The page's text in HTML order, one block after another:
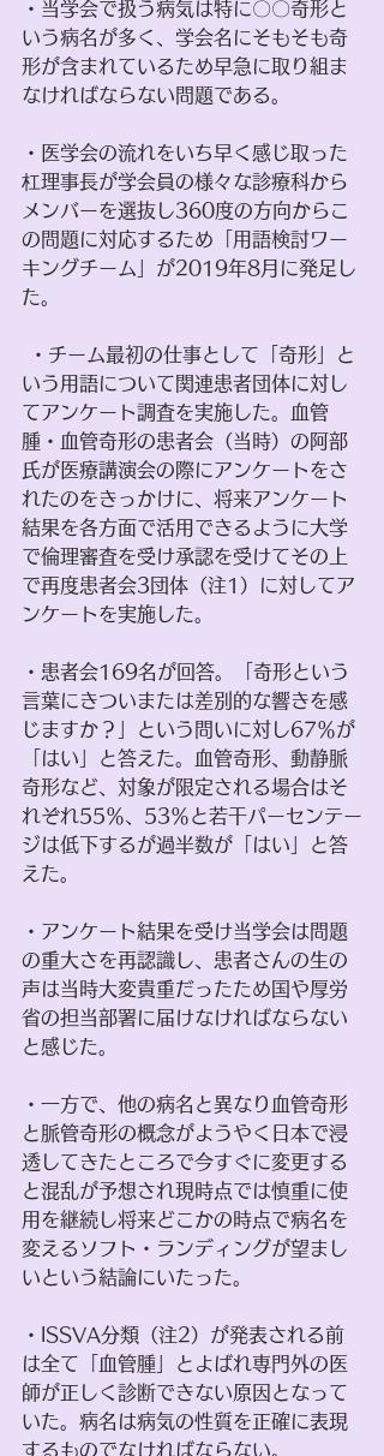
・当学会で扱う病気は特に〇〇奇形と
いう病名が多く、学会名にそもそも奇
形が含まれているため早急に取り組ま
なければならない問題である。
・医学会の流れをいち早く感じ取った
杠理事長が学会員の様々な診療科から
メンバーを選抜し360度の方向からこ
の問題に対応するため「用語検討ワー
キングチーム」が2019年8月に発足し
た。
いう用語について関連患者団体に対し
てアンケート調査を実施した。血管
腫・血管奇形の患者会（当時）の阿部
氏が医療講演会の際にアンケートをさ
れたのをきっかけに、将来アンケート
結果を各方面で活用できるように大学
で倫理審査を受け承認を受けてその上
で再度患者会3団体（注1）に対してア
ンケートを実施した。
・患者会169名が回答。「奇形という
言葉にきついまたは差別的な響きを感
じますか？」という問いに対し67％が
「はい」と答えた。血管奇形、動静脈
奇形など、対象が限定される場合はそ
れぞれ55％、53％と若干パーセンテー
ジは低下するが過半数が「はい」と答
えた。
・アンケート結果を受け当学会は問題
の重大さを再認識し、患者さんの生の
声は当時大変貴重だったため国や厚労
省の担当部署に届けなければならない
と感じた。
・一方で、他の病名と異なり血管奇形
と脈管奇形の概念がようやく日本で浸
透してきたところで今すぐに変更する
と混乱が予想され現時点では慎重に使
用を継続し将来どこかの時点で病名を
変えるソフト・ランディングが望まし
いという結論にいたった。
・ISSVA分類（注2）が発表される前
は全て「血管腫」とよばれ専門外の医
師が正しく診断できない原因となって
いた。病名は病気の性質を正確に表現
するものでなければならない。